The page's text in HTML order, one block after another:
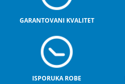
GARANTOVANI KVALITET
ISPORUKA ROBE